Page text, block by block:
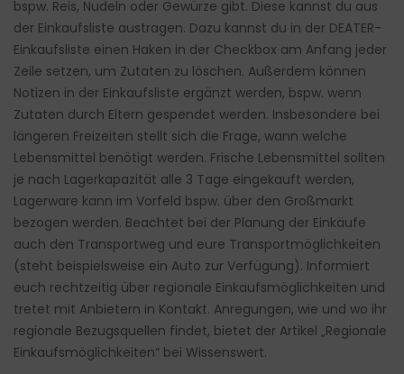
bspw. Reis, Nudeln oder Gewürze gibt. Diese kannst du aus
der Einkaufsliste austragen. Dazu kannst du in der DEATER-
Einkaufsliste einen Haken in der Checkbox am Anfang jeder
Zeile setzen, um Zutaten zu löschen. Außerdem können
Notizen in der Einkaufsliste ergänzt werden, bspw. wenn
Zutaten durch Eltern gespendet werden. Insbesondere bei
längeren Freizeiten stellt sich die Frage, wann welche
Lebensmittel benötigt werden. Frische Lebensmittel sollten
je nach Lagerkapazität alle 3 Tage eingekauft werden,
Lagerware kann im Vorfeld bspw. über den Großmarkt
bezogen werden. Beachtet bei der Planung der Einkäufe
auch den Transportweg und eure Transportmöglichkeiten
(steht beispielsweise ein Auto zur Verfügung). Informiert
euch rechtzeitig über regionale Einkaufsmöglichkeiten und
tretet mit Anbietern in Kontakt. Anregungen, wie und wo ihr
regionale Bezugsquellen findet, bietet der Artikel „Regionale
Einkaufsmöglichkeiten“ bei Wissenswert.